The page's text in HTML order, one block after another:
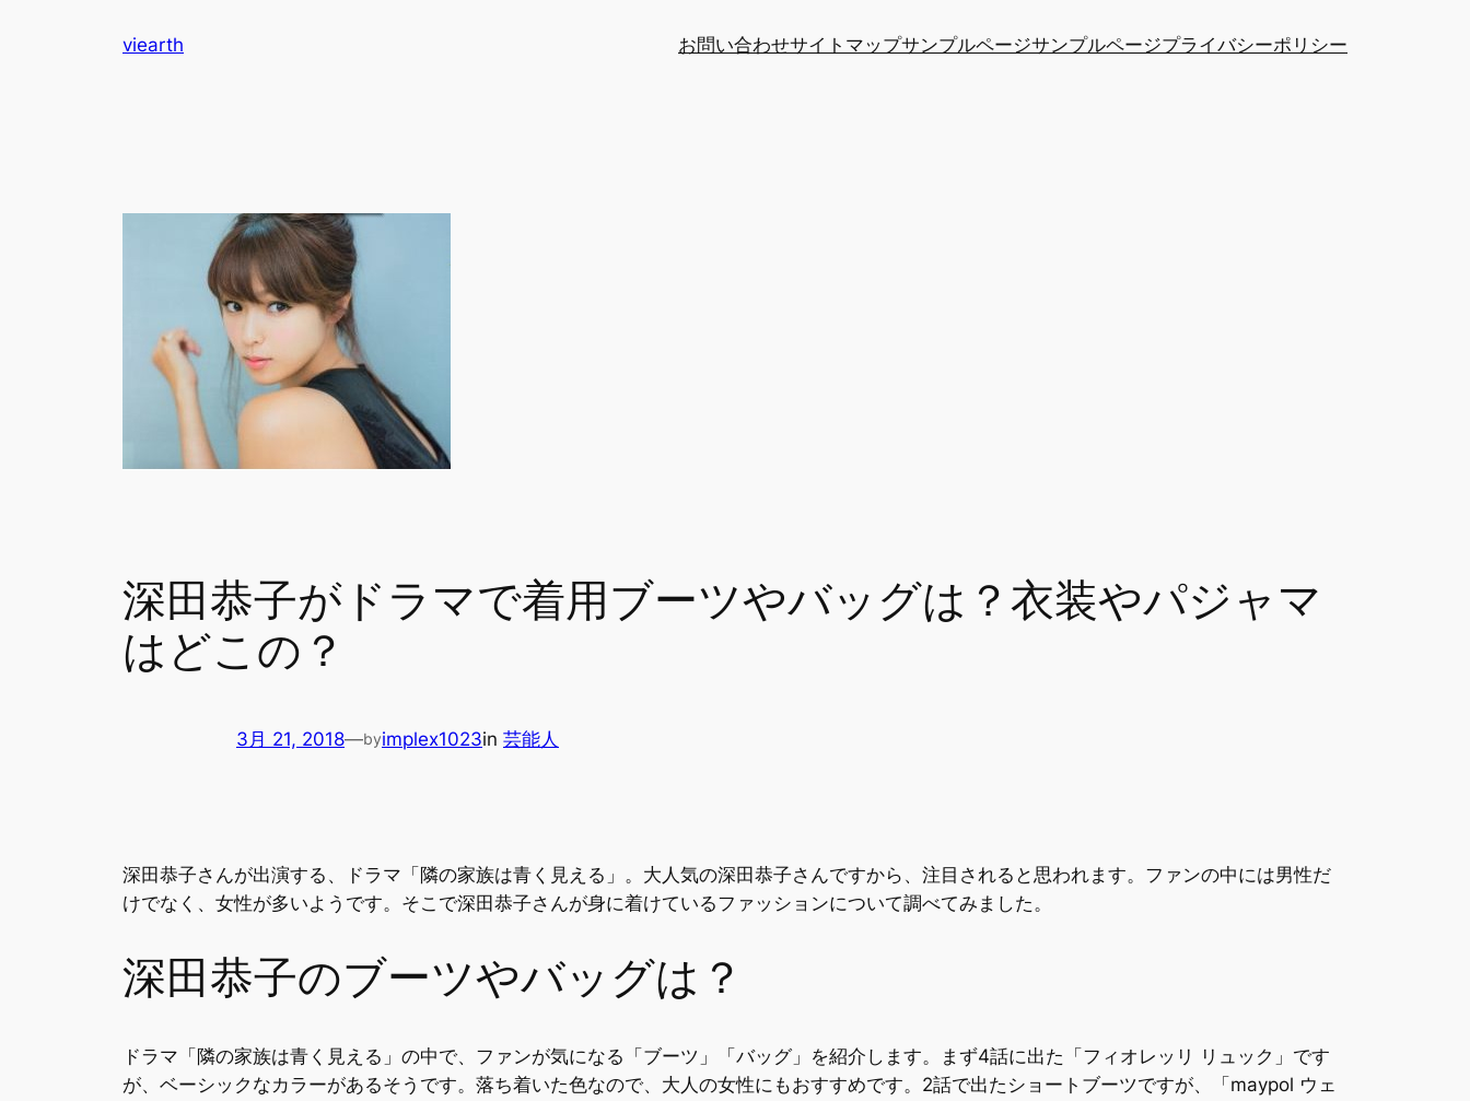
viearth お問い合わせサイトマップサンプルページサンプルページプライバシーポリシー
深田恭子がドラマで着用ブーツやバッグは？衣装やパジャマ
はどこの？
3月 21, 2018—byimplex1023in 芸能人
深田恭子さんが出演する、ドラマ「隣の家族は青く見える」。大人気の深田恭子さんですから、注目されると思われます。ファンの中には男性だ
けでなく、女性が多いようです。そこで深田恭子さんが身に着けているファッションについて調べてみました。
深田恭子のブーツやバッグは？
ドラマ「隣の家族は青く見える」の中で、ファンが気になる「ブーツ」「バッグ」を紹介します。まず4話に出た「フィオレッリ リュック」です
が、ベーシックなカラーがあるそうです。落ち着いた色なので、大人の女性にもおすすめです。2話で出たショートブーツですが、「maypol ウェ